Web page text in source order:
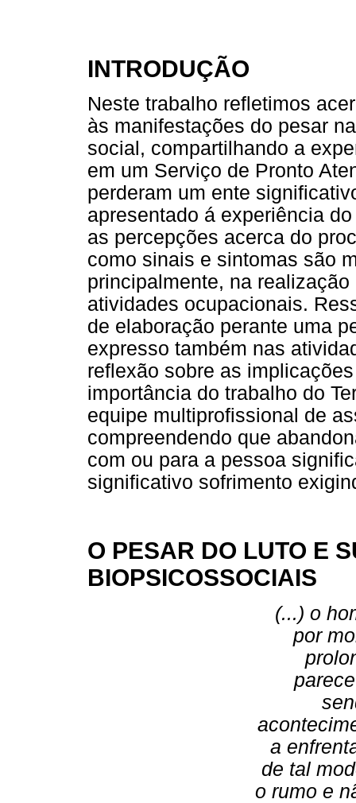
INTRODUÇÃO
Neste trabalho refletimos
às manifestações do pesar
social, compartilhando a
em um Serviço de Pronto
perderam um ente
apresentado á experiência
as percepções acerca do
como sinais e sintomas são
principalmente, na
atividades ocupacionais.
de elaboração perante uma
expresso também nas
reflexão sobre as
importância do trabalho do
equipe multiprofissional de
compreendendo que
com ou para a pessoa
significativo sofrimento
O PESAR DO LUTO E
BIOPSICOSSOCIAIS
(...) o
por
a
de tal
o rumo e